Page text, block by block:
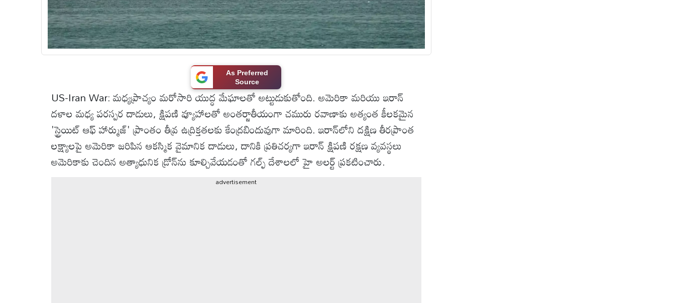
వ్యవసాయం
As Preferred
Source
US-Iran War: మధ్యప్రాచ్యం మరోసారి యుద్ధ మేఘాలతో అట్టుడుకుతోంది. అమెరికా మరియు ఇరాన్
దళాల మధ్య పరస్పర దాడులు, క్షిపణి వ్యూహాలతో అంతర్జాతీయంగా చమురు రవాణాకు అత్యంత కీలకమైన
'స్ట్రెయిట్ ఆఫ్ హార్ముజ్' ప్రాంతం తీవ్ర ఉద్రిక్తతలకు కేంద్రబిందువుగా మారింది. ఇరాన్‌లోని దక్షిణ తీరప్రాంత
లక్ష్యాలపై అమెరికా జరిపిన ఆకస్మిక వైమానిక దాడులు, దానికి ప్రతిచర్యగా ఇరాన్ క్షిపణి రక్షణ వ్యవస్థలు
అమెరికాకు చెందిన అత్యాధునిక డ్రోన్‌ను కూల్చివేయడంతో గల్ఫ్ దేశాలలో హై అలర్ట్ ప్రకటించారు.
advertisement